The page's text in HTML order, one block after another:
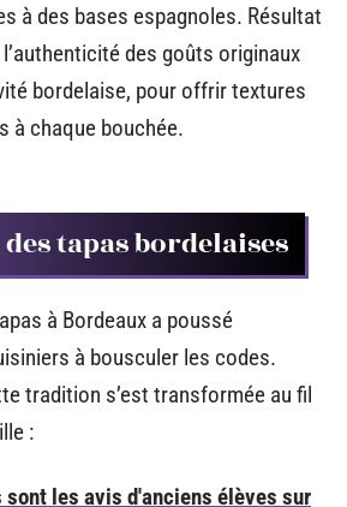
à des bases espagnoles. Résultat
des goûts originaux
bordelaise, pour offrir textures
à chaque bouchée.
tapas bordelaises
à Bordeaux a poussé
à bousculer les codes.
tradition s’est transformée au fil
:
sont les avis d'anciens élèves sur